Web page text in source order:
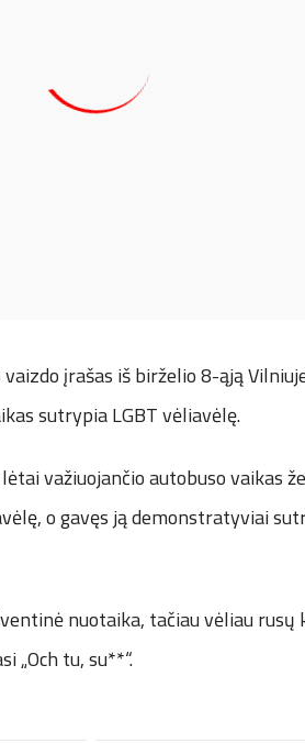
įrašas iš birželio 8-ąją
sutrypia LGBT vėliavėlę.
važiuojančio autobuso vaikas
o gavęs ją demonstratyviai
nuotaika, tačiau vėliau
„Och tu, su**“.